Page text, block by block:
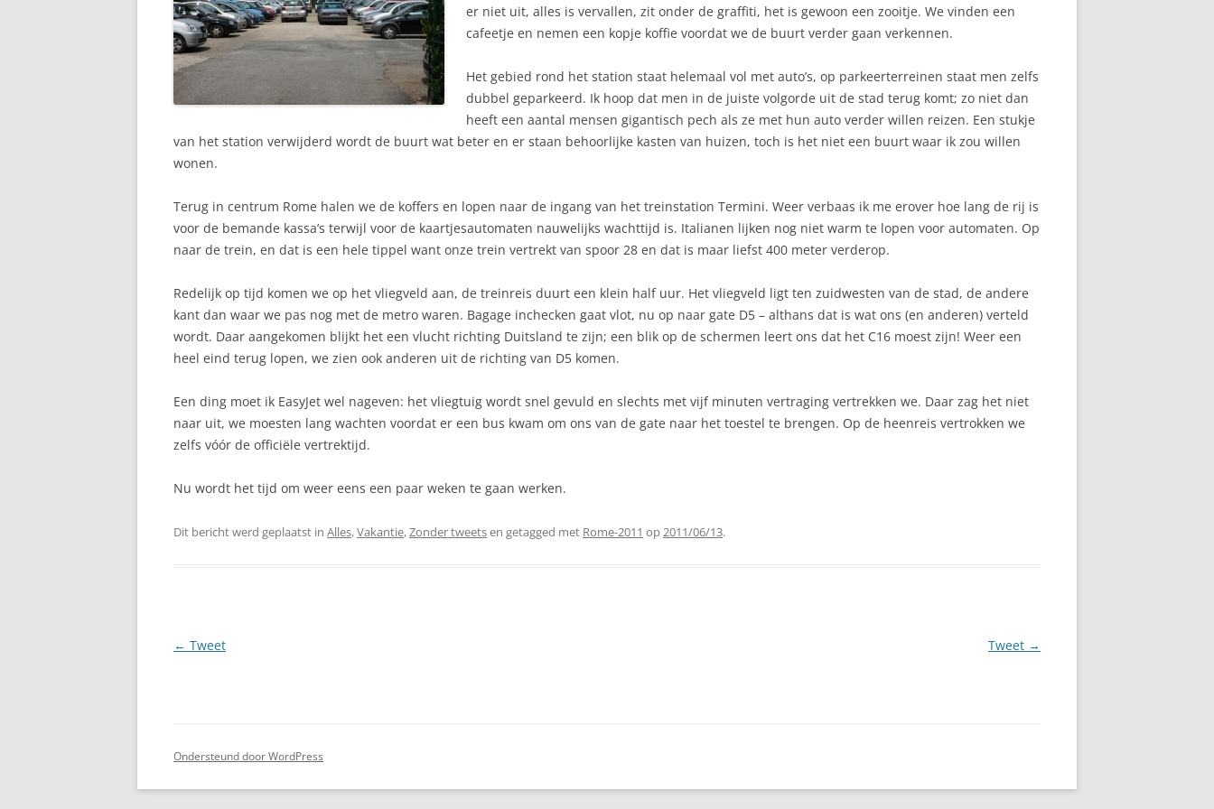
er niet uit, alles is vervallen, zit onder de graffiti, het is gewoon een zooitje. We vinden een
cafeetje en nemen een kopje koffie voordat we de buurt verder gaan verkennen.
Het gebied rond het station staat helemaal vol met auto’s, op parkeerterreinen staat men zelfs
dubbel geparkeerd. Ik hoop dat men in de juiste volgorde uit de stad terug komt; zo niet dan
heeft een aantal mensen gigantisch pech als ze met hun auto verder willen reizen. Een stukje
van het station verwijderd wordt de buurt wat beter en er staan behoorlijke kasten van huizen, toch is het niet een buurt waar ik zou willen
wonen.
Terug in centrum Rome halen we de koffers en lopen naar de ingang van het treinstation Termini. Weer verbaas ik me erover hoe lang de rij is
voor de bemande kassa’s terwijl voor de kaartjesautomaten nauwelijks wachttijd is. Italianen lijken nog niet warm te lopen voor automaten. Op
naar de trein, en dat is een hele tippel want onze trein vertrekt van spoor 28 en dat is maar liefst 400 meter verderop.
Redelijk op tijd komen we op het vliegveld aan, de treinreis duurt een klein half uur. Het vliegveld ligt ten zuidwesten van de stad, de andere
kant dan waar we pas nog met de metro waren. Bagage inchecken gaat vlot, nu op naar gate D5 – althans dat is wat ons (en anderen) verteld
wordt. Daar aangekomen blijkt het een vlucht richting Duitsland te zijn; een blik op de schermen leert ons dat het C16 moest zijn! Weer een
heel eind terug lopen, we zien ook anderen uit de richting van D5 komen.
Een ding moet ik EasyJet wel nageven: het vliegtuig wordt snel gevuld en slechts met vijf minuten vertraging vertrekken we. Daar zag het niet
naar uit, we moesten lang wachten voordat er een bus kwam om ons van de gate naar het toestel te brengen. Op de heenreis vertrokken we
zelfs vóór de officiële vertrektijd.
Nu wordt het tijd om weer eens een paar weken te gaan werken.
Dit bericht werd geplaatst in Alles,Vakantie,Zonder tweetsen getagged met Rome-2011 op2011/06/13.
Berichtnavigatie
← Tweet Tweet →
Ondersteund door WordPress